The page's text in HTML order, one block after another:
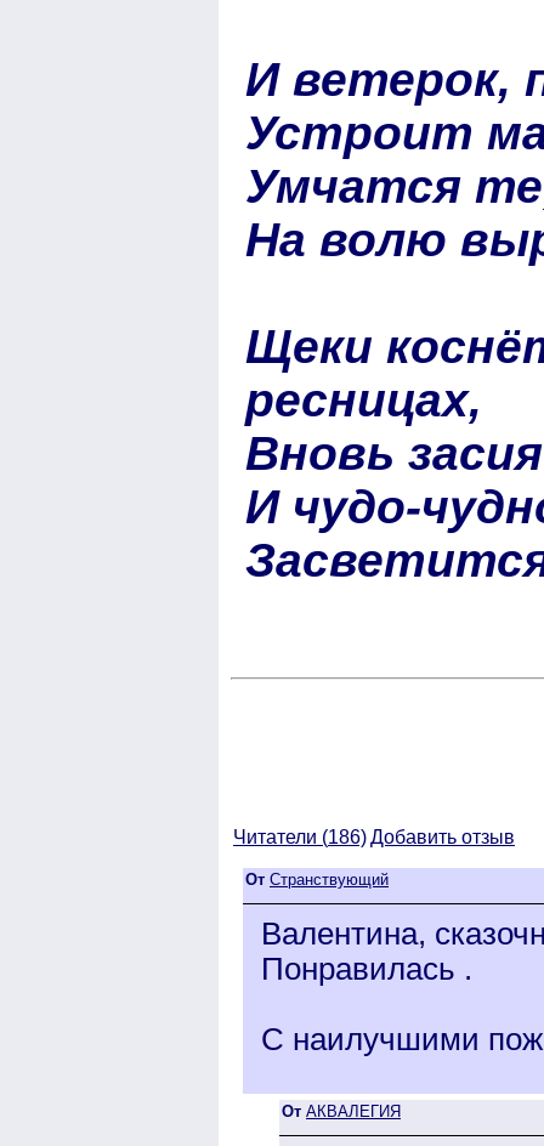
И ветерок,
Устроит
Умчатся
На волю
Щеки
ресницах,
Вновь
И чудо-
Читатели (186)Добавить отзыв
От Странствующий
Валентина,
Понравилась .
С наилучшими
От АКВАЛЕГИЯ